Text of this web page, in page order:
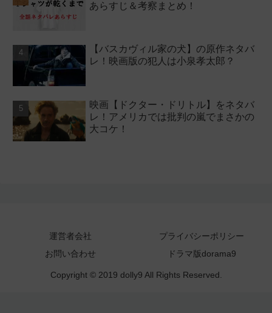
あらすじ＆考察まとめ！
【バスカヴィル家の犬】の原作ネタバ
レ！映画版の犯人は小泉孝太郎？
映画【ドクター・ドリトル】をネタバ
レ！アメリカでは批判の嵐でまさかの
大コケ！
運営者会社
プライバシーポリシー
お問い合わせ
ドラマ版dorama9
Copyright © 2019 dolly9 All Rights Reserved.